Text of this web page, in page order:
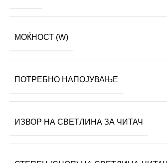
МОЌНОСТ (W)
ПОТРЕБНО НАПОЈУВАЊЕ
ИЗВОР НА СВЕТЛИНА ЗА ЧИТАЧ